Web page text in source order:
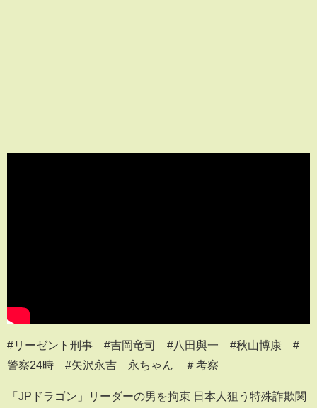
#リーゼント刑事​​​ #吉岡竜司 #八田與一 #秋山博康​​​ #
警察24時​​​ #矢沢永吉 永ちゃん ＃考察​​​
「JPドラゴン」リーダーの男を拘束 日本人狙う特殊詐欺関